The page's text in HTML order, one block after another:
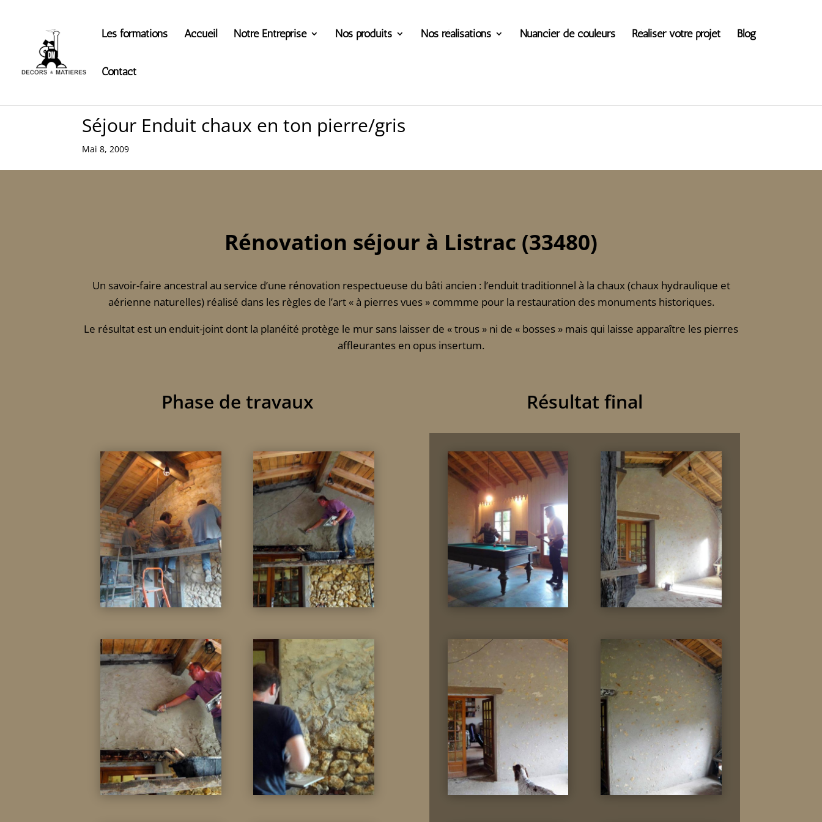
Les formations Accueil Notre Entreprise Nos produits Nos réalisations Nuancier de couleurs Réaliser votre projet Blog
Contact
Séjour Enduit chaux en ton pierre/gris
Mai 8, 2009
Rénovation séjour à Listrac (33480)
Un savoir-faire ancestral au service d’une rénovation respectueuse du bâti ancien : l’enduit traditionnel à la chaux (chaux hydraulique et
aérienne naturelles) réalisé dans les règles de l’art « à pierres vues » commme pour la restauration des monuments historiques.
Le résultat est un enduit-joint dont la planéité protège le mur sans laisser de « trous » ni de « bosses » mais qui laisse apparaître les pierres
affleurantes en opus insertum.
Phase de travaux Résultat final